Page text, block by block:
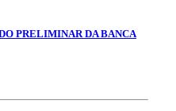
PRELIMINAR DA BANCA